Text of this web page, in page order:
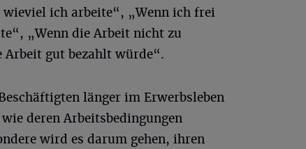
ich arbeite“, „Wenn ich frei
„Wenn die Arbeit nicht zu
Arbeit gut bezahlt würde“.
länger im Erwerbsleben
deren Arbeitsbedingungen
wird es darum gehen, ihren